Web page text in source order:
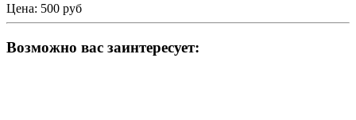
Цена: 500 руб
Возможно вас заинтересует: